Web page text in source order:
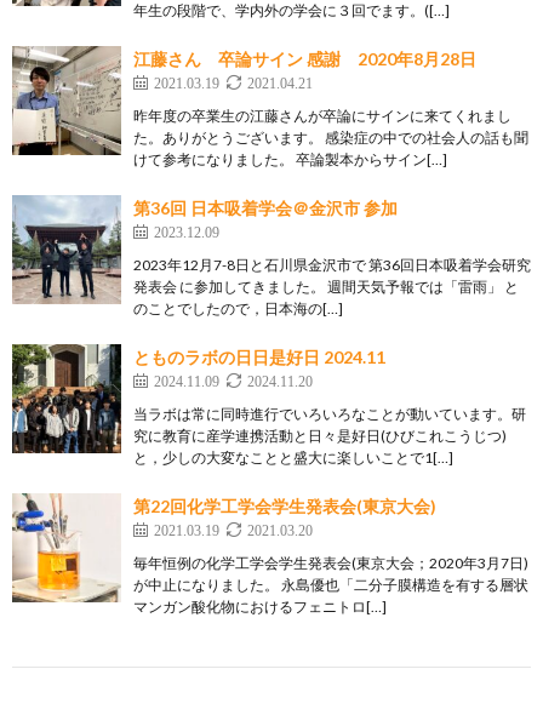
年生の段階で、学内外の学会に３回でます。([…]
江藤さん 卒論サイン 感謝 2020年8月28日
2021.03.19 2021.04.21
昨年度の卒業生の江藤さんが卒論にサインに来てくれまし
た。ありがとうございます。 感染症の中での社会人の話も聞
けて参考になりました。 卒論製本からサイン[…]
第36回 日本吸着学会＠金沢市 参加
2023.12.09
2023年12月7-8日と石川県金沢市で 第36回日本吸着学会研究
発表会 に参加してきました。 週間天気予報では「雷雨」 と
のことでしたので，日本海の[…]
とものラボの日日是好日 2024.11
2024.11.09 2024.11.20
当ラボは常に同時進行でいろいろなことが動いています。研
究に教育に産学連携活動と日々是好日(ひびこれこうじつ)
と，少しの大変なことと盛大に楽しいことで1[…]
第22回化学工学会学生発表会(東京大会)
2021.03.19 2021.03.20
毎年恒例の化学工学会学生発表会(東京大会；2020年3月7日)
が中止になりました。 永島優也「二分子膜構造を有する層状
マンガン酸化物におけるフェニトロ[…]